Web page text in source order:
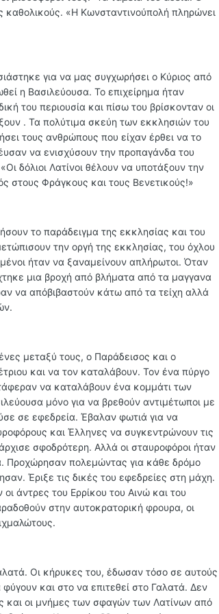
καθολικούς. «Η Κωνσταντινούπολή πληρώνει
για να μας συγχωρήσει ο Κύριος από
η Βασιλεύουσα. Το επιχείρημα ήταν
του περιουσία και πίσω του βρίσκονταν οι
. Τα πολύτιμα σκεύη των εκκλησιών του
τους ανθρώπους που είχαν έρθει να το
να ενισχύσουν την προπαγάνδα του
δόλιοι Λατίνοι θέλουν να υποτάξουν την
στους Φράγκους και τους Βενετικούς!»
το παράδειγμα της εκκλησίας και του
την οργή της εκκλησίας, του όχλου
ήταν να ξαναμείνουν απλήρωτοι. Όταν
μια βροχή από βλήματα από τα μαγγανα
να απόβιβαστούν κάτω από τα τείχη αλλά
μεταξύ τους, ο Παράδεισος και ο
και να τον καταλάβουν. Τον ένα πύργο
να καταλάβουν ένα κομμάτι των
μόνο για να βρεθούν αντιμέτωποι με
σε εφεδρεία. Έβαλαν φωτιά για να
και Έλληνες να συγκεντρώνουν τις
σφοδρότερη. Αλλά οι σταυροφόροι ήταν
Προχώρησαν πολεμώντας για κάθε δρόμο
Έριξε τις δικές του εφεδρείες στη μάχη.
άντρες του Ερρίκου του Αινώ και του
στην αυτοκρατορική φρουρα, οι
Οι κήρυκες του, έδωσαν τόσο σε αυτούς
και στο να επιτεθεί στο Γαλατά. Δεν
οι μνήμες των σφαγών των Λατίνων από